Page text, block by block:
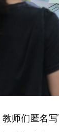
师们匿名